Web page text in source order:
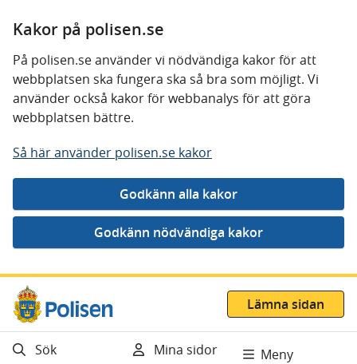
Kakor på polisen.se
På polisen.se använder vi nödvändiga kakor för att
webbplatsen ska fungera ska så bra som möjligt. Vi
använder också kakor för webbanalys för att göra
webbplatsen bättre.
Så här använder polisen.se kakor
Gå direkt till innehåll
Lämna sidan
Sök Mina sidor Meny